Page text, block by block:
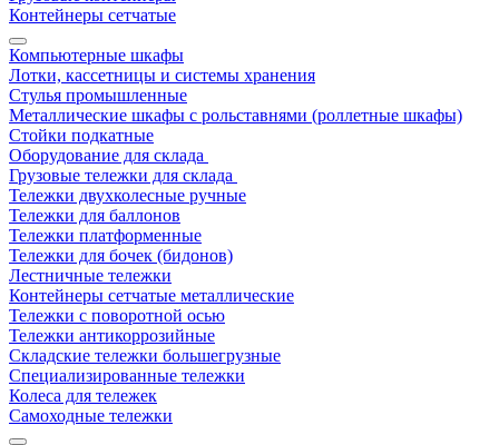
Контейнеры сетчатые
Компьютерные шкафы
Лотки, кассетницы и системы хранения
Стулья промышленные
Металлические шкафы с рольставнями (роллетные шкафы)
Стойки подкатные
Оборудование для склада
Грузовые тележки для склада
Тележки двухколесные ручные
Тележки для баллонов
Тележки платформенные
Тележки для бочек (бидонов)
Лестничные тележки
Контейнеры сетчатые металлические
Тележки с поворотной осью
Тележки антикоррозийные
Складские тележки большегрузные
Специализированные тележки
Колеса для тележек
Самоходные тележки